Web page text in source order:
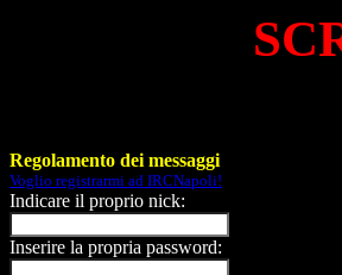
Regolamento dei messaggi
Voglio registrarmi ad IRCNapoli!
Indicare il proprio nick:
Inserire la propria password: